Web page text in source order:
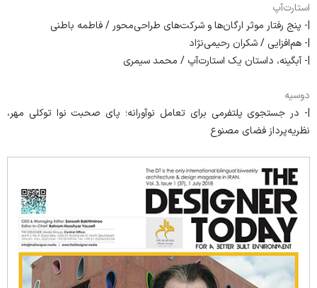
استارت‌آپ
|- پنج رفتار موثر ارگان‌ها و شرکت‌های طراحی‌محور / فاطمه باطنی
|- هم‌افزایی / شکران رحیمی‌نژاد
|- آبگینه، داستان یک استارت‌آپ / محمد سیمری
دوسیه
|- در جستجوی پلتفرمی برای تعامل نوآورانه؛ پای صحبت نوا توکلی مهر،
نظریه‌پرداز فضای مصنوع